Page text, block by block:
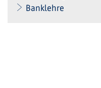
Banklehre